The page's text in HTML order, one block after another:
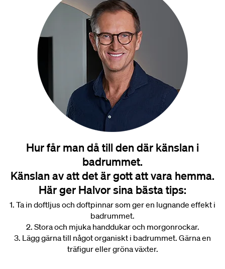
Hur får man då till den där känslan i
badrummet.
Känslan av att det är gott att vara hemma.
Här ger Halvor sina bästa tips:
1. Ta in doftljus och doftpinnar som ger en lugnande effekt i
badrummet.
2. Stora och mjuka handdukar och morgonrockar.
3. Lägg gärna till något organiskt i badrummet. Gärna en
träfigur eller gröna växter.